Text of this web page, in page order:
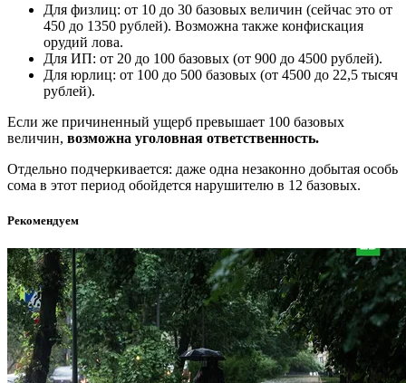
Для физлиц: от 10 до 30 базовых величин (сейчас это от
450 до 1350 рублей). Возможна также конфискация
орудий лова.
Для ИП: от 20 до 100 базовых (от 900 до 4500 рублей).
Для юрлиц: от 100 до 500 базовых (от 4500 до 22,5 тысяч
рублей).
Если же причиненный ущерб превышает 100 базовых
величин, возможна уголовная ответственность.
Отдельно подчеркивается: даже одна незаконно добытая особь
сома в этот период обойдется нарушителю в 12 базовых.
Рекомендуем